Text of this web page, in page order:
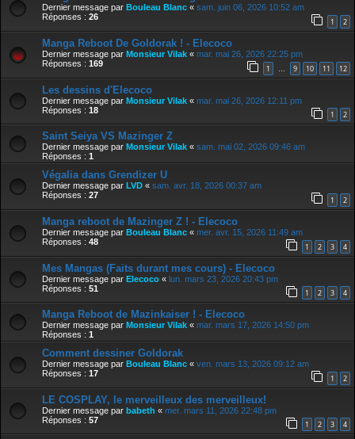
Dernier message par Bouleau Blanc « sam. juin 06, 2026 10:52 am
Réponses : 26 1 2
Manga Reboot De Goldorak ! - Elecoco
Dernier message par Monsieur Vilak « mar. mai 26, 2026 22:25 pm
Réponses : 169 1 … 9 10 11 12
Les dessins d'Elecoco
Dernier message par Monsieur Vilak « mar. mai 26, 2026 12:11 pm
Réponses : 18 1 2
Saint Seiya VS Mazinger Z
Dernier message par Monsieur Vilak « sam. mai 02, 2026 09:46 am
Réponses : 1
Végalia dans Grendizer U
Dernier message par LVD « sam. avr. 18, 2026 00:37 am
Réponses : 27 1 2
Manga reboot de Mazinger Z ! - Elecoco
Dernier message par Bouleau Blanc « mer. avr. 15, 2026 11:49 am
Réponses : 48 1 2 3 4
Mes Mangas (Faits durant mes cours) - Elecoco
Dernier message par Elecoco « lun. mars 23, 2026 20:43 pm
Réponses : 51 1 2 3 4
Manga Reboot de Mazinkaiser ! - Elecoco
Dernier message par Monsieur Vilak « mar. mars 17, 2026 14:50 pm
Réponses : 1
Comment dessiner Goldorak
Dernier message par Bouleau Blanc « ven. mars 13, 2026 09:12 am
Réponses : 17 1 2
LE COSPLAY, le merveilleux des merveilleux!
Dernier message par babeth « mer. mars 11, 2026 22:48 pm
Réponses : 57 1 2 3 4